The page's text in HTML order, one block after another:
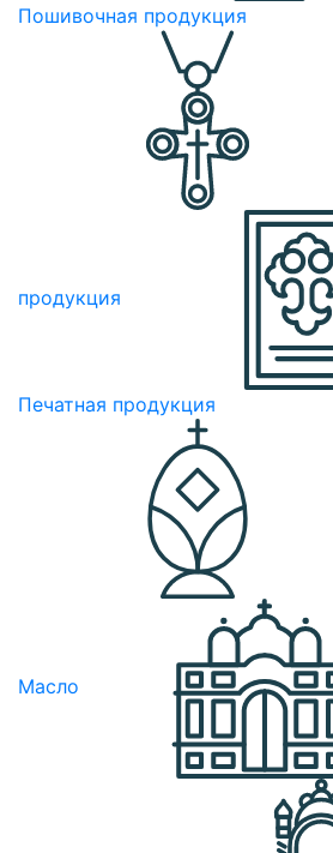
Пошивочная продукция
продукция
Печатная продукция
Масло